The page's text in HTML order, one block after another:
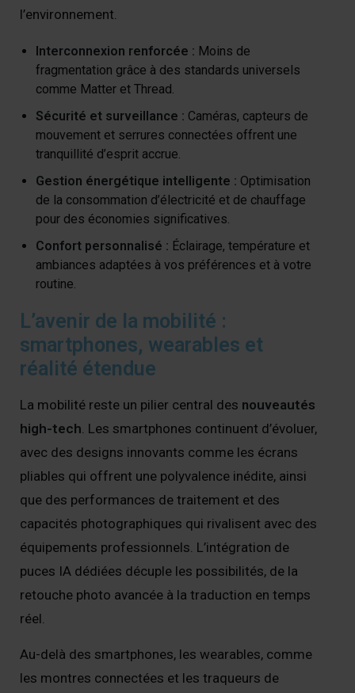
l’environnement.
Interconnexion renforcée : Moins de
fragmentation grâce à des standards universels
comme Matter et Thread.
Sécurité et surveillance : Caméras, capteurs de
mouvement et serrures connectées offrent une
tranquillité d’esprit accrue.
Gestion énergétique intelligente : Optimisation
de la consommation d’électricité et de chauffage
pour des économies significatives.
Confort personnalisé : Éclairage, température et
ambiances adaptées à vos préférences et à votre
routine.
L’avenir de la mobilité :
smartphones, wearables et
réalité étendue
La mobilité reste un pilier central des nouveautés
high-tech. Les smartphones continuent d’évoluer,
avec des designs innovants comme les écrans
pliables qui offrent une polyvalence inédite, ainsi
que des performances de traitement et des
capacités photographiques qui rivalisent avec des
équipements professionnels. L’intégration de
puces IA dédiées décuple les possibilités, de la
retouche photo avancée à la traduction en temps
réel.
Au-delà des smartphones, les wearables, comme
les montres connectées et les traqueurs de